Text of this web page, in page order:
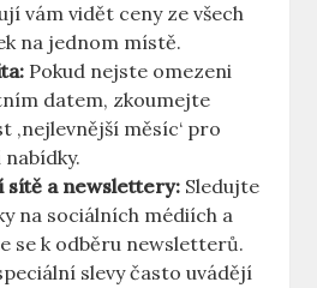
vám vidět ceny ze všech
na jednom místě.
Pokud nejste omezeni
datem, zkoumejte
‚nejlevnější měsíc‘ pro
sítě a newslettery: Sledujte
na sociálních médiích a
se k odběru newsletterů.
slevy často uvádějí